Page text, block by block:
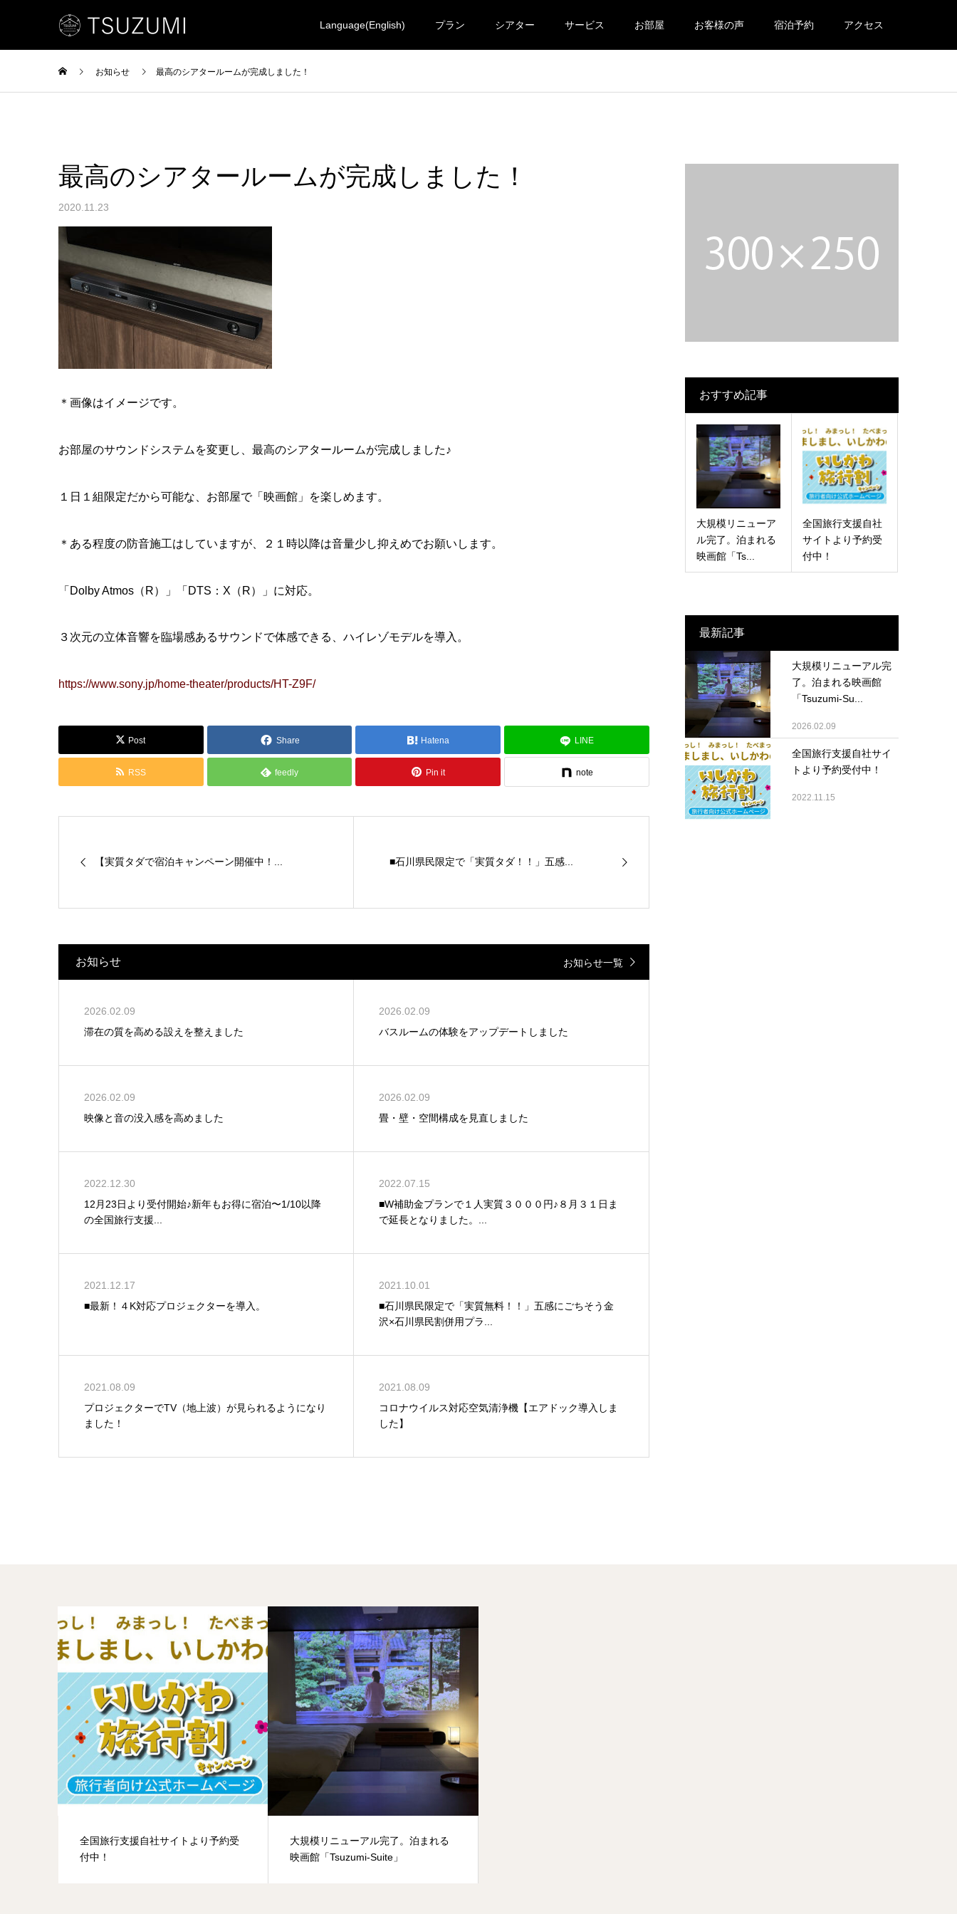
Language(English) プラン シアター サービス お部屋 お客様の声 宿泊予約 アクセス
お知らせ 最高のシアタールームが完成しました！
最高のシアタールームが完成しました！
2020.11.23
＊画像はイメージです。
お部屋のサウンドシステムを変更し、最高のシアタールームが完成しました♪
１日１組限定だから可能な、お部屋で「映画館」を楽しめます。
＊ある程度の防音施工はしていますが、２１時以降は音量少し抑えめでお願いします。
「Dolby Atmos（R）」「DTS：X（R）」に対応。
３次元の立体音響を臨場感あるサウンドで体感できる、ハイレゾモデルを導入。
https://www.sony.jp/home-theater/products/HT-Z9F/
Post Share Hatena LINE
RSS feedly Pin it note
【実質タダで宿泊キャンペーン開催中！... ■石川県民限定で「実質タダ！！」五感...
お知らせ お知らせ一覧
2026.02.09
滞在の質を高める設えを整えました
2026.02.09
バスルームの体験をアップデートしました
2026.02.09
映像と音の没入感を高めました
2026.02.09
畳・壁・空間構成を見直しました
2022.12.30
12月23日より受付開始♪新年もお得に宿泊〜1/10以降
の全国旅行支援...
2022.07.15
■W補助金プランで１人実質３０００円♪８月３１日ま
で延長となりました。...
2021.12.17
■最新！４K対応プロジェクターを導入。
2021.10.01
■石川県民限定で「実質無料！！」五感にごちそう金
沢×石川県民割併用プラ...
2021.08.09
プロジェクターでTV（地上波）が見られるようになり
ました！
2021.08.09
コロナウイルス対応空気清浄機【エアドック導入しま
した】
おすすめ記事
大規模リニューア
ル完了。泊まれる
映画館「Ts...
全国旅行支援自社
サイトより予約受
付中！
最新記事
大規模リニューアル完
了。泊まれる映画館
「Tsuzumi-Su...
2026.02.09
全国旅行支援自社サイ
トより予約受付中！
2022.11.15
全国旅行支援自社サイトより予約受
付中！
大規模リニューアル完了。泊まれる
映画館「Tsuzumi-Suite」